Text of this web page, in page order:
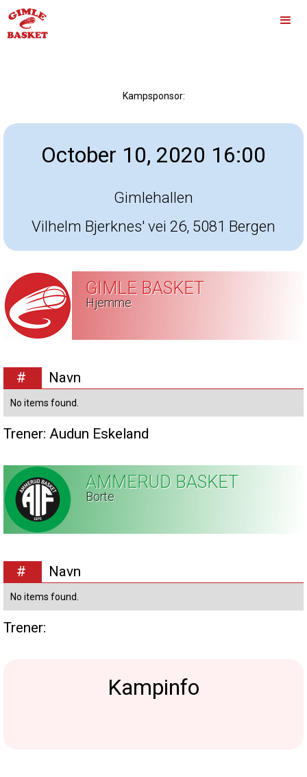
Kampsponsor:
October 10, 2020 16:00
Gimlehallen
Vilhelm Bjerknes' vei 26, 5081 Bergen
GIMLE BASKET
Hjemme
# Navn
No items found.
Trener: Audun Eskeland
AMMERUD BASKET
Borte
# Navn
No items found.
Trener:
Kampinfo